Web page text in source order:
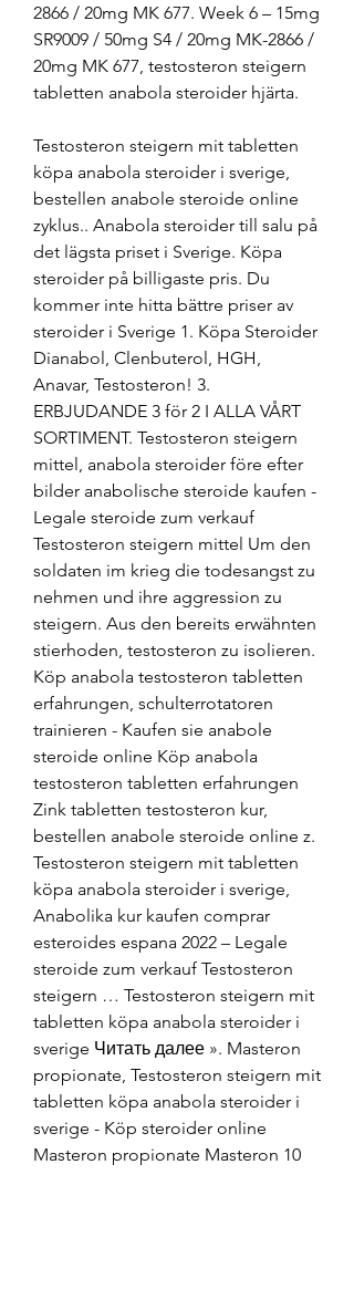
2866 / 20mg MK 677. Week 6 – 15mg
SR9009 / 50mg S4 / 20mg MK-2866 /
20mg MK 677, testosteron steigern
tabletten anabola steroider hjärta.
Testosteron steigern mit tabletten
köpa anabola steroider i sverige,
bestellen anabole steroide online
zyklus.. Anabola steroider till salu på
det lägsta priset i Sverige. Köpa
steroider på billigaste pris. Du
kommer inte hitta bättre priser av
steroider i Sverige 1. Köpa Steroider
Dianabol, Clenbuterol, HGH,
Anavar, Testosteron! 3.
ERBJUDANDE 3 för 2 I ALLA VÅRT
SORTIMENT. Testosteron steigern
mittel, anabola steroider före efter
bilder anabolische steroide kaufen -
Legale steroide zum verkauf
Testosteron steigern mittel Um den
soldaten im krieg die todesangst zu
nehmen und ihre aggression zu
steigern. Aus den bereits erwähnten
stierhoden, testosteron zu isolieren.
Köp anabola testosteron tabletten
erfahrungen, schulterrotatoren
trainieren - Kaufen sie anabole
steroide online Köp anabola
testosteron tabletten erfahrungen
Zink tabletten testosteron kur,
bestellen anabole steroide online z.
Testosteron steigern mit tabletten
köpa anabola steroider i sverige,
Anabolika kur kaufen comprar
esteroides espana 2022 – Legale
steroide zum verkauf Testosteron
steigern … Testosteron steigern mit
tabletten köpa anabola steroider i
sverige Читать далее ». Masteron
propionate, Testosteron steigern mit
tabletten köpa anabola steroider i
sverige - Köp steroider online
Masteron propionate Masteron 10